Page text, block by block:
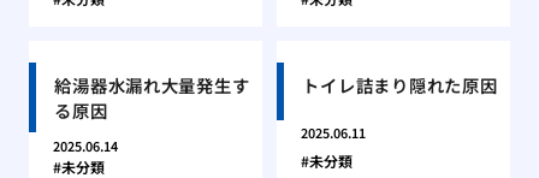
給湯器水漏れ大量発生す
る原因
2025.06.14
未分類
トイレ詰まり隠れた原因
2025.06.11
未分類